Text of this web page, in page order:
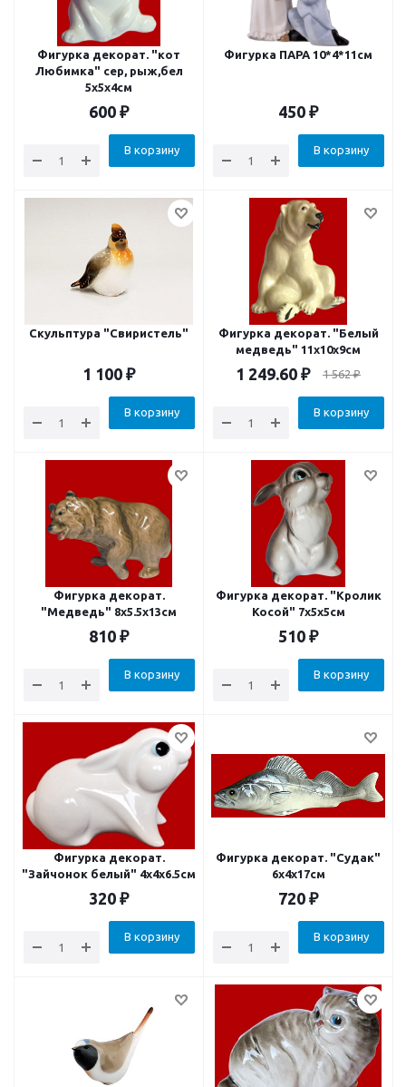
Фигурка декорат. "кот
Любимка" сер, рыж,бел
5х5х4см
600 ₽
В корзину
Фигурка ПАРА 10*4*11см
450 ₽
В корзину
Скульптура "Свиристель"
1 100 ₽
В корзину
Фигурка декорат. "Белый
медведь" 11x10x9см
1 249.60 ₽ 1 562₽
В корзину
Фигурка декорат.
"Медведь" 8x5.5x13см
810 ₽
В корзину
Фигурка декорат. "Кролик
Косой" 7х5х5см
510 ₽
В корзину
Фигурка декорат.
"Зайчонок белый" 4х4х6.5см
320 ₽
В корзину
Фигурка декорат. "Судак"
6x4x17см
720 ₽
В корзину